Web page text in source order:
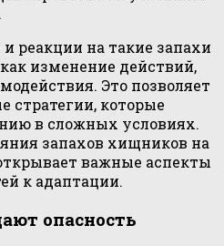
реакции на такие запахи
изменение действий,
Это позволяет
стратегии, которые
в сложных условиях.
запахов хищников на
важные аспекты
к адаптации.
опасность